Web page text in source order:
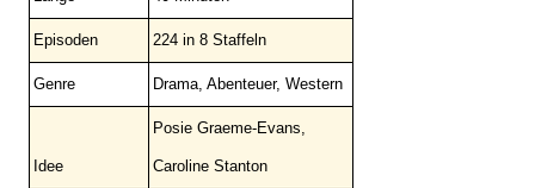
Episoden 224 in 8 Staffeln
Genre Drama, Abenteuer, Western
Idee
Posie Graeme-Evans,
Caroline Stanton